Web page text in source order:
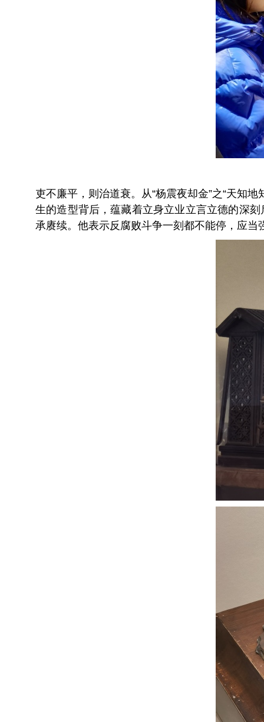
吏不廉平，则治道衰。从“杨震夜却金”之“天知
生的造型背后，蕴藏着立身立业立言立德的深
承赓续。他表示反腐败斗争一刻都不能停，应